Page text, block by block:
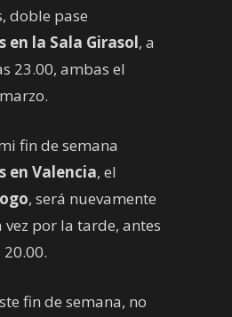
doble pase
en la Sala Girasol, a
23.00, ambas el
fin de semana
en Valencia, el
, será nuevamente
vez por la tarde, antes
20.00.
fin de semana, no